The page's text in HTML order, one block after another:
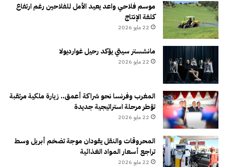
موسم فلاحي واعد يعيد الأمل للفلاحين رغم ارتفاع
كلفة الإنتاج
22 مايو 2026
مانشستر سيتي يؤكد رحيل غوارديولا
22 مايو 2026
المغرب وفرنسا نحو شراكة أعمق.. زيارة ملكية مرتقبة
تؤطر مرحلة استراتيجية جديدة
22 مايو 2026
المحروقات والنقل يقودان موجة تضخم أبريل وسط
تراجع أسعار المواد الغذائية
22 مايو 2026